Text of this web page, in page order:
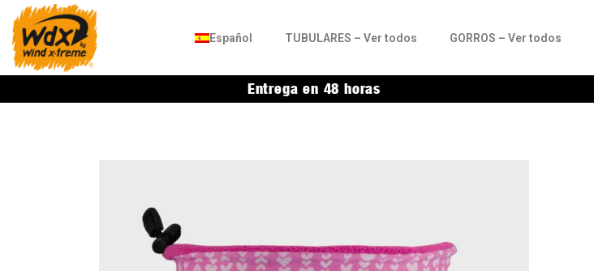
Español TUBULARES – Ver todos GORROS – Ver todos
Entrega en 48 horas